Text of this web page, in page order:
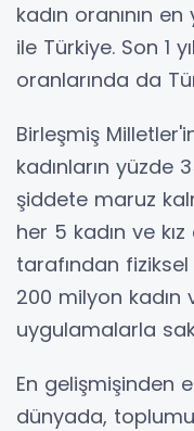
kadın oranının
ile Türkiye. Son 1
oranlarında da
Birleşmiş
kadınların yüzde
şiddete maruz
her 5 kadın ve
tarafından
200 milyon kadın
uygulamalarla
En gelişmişinden
dünyada,